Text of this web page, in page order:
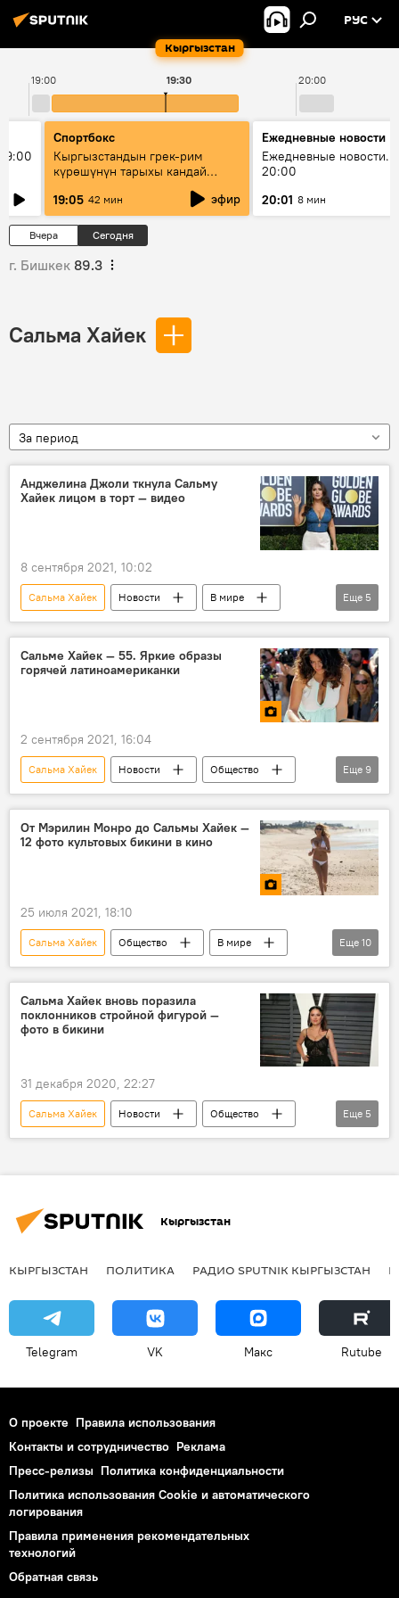
Кыргызстан
РУС
19:00 20:00
19:30
Спортбокс
Кыргызстандын грек-рим
күрөшүнүн тарыхы кандай
19:05 42 мин эфир
Ежедневные новости
Ежедневные новости.
20:00
20:01 8 мин
Вчера Сегодня
г. Бишкек 89.3
Сальма Хайек
За период
Анджелина Джоли ткнула Сальму
Хайек лицом в торт — видео
8 сентября 2021, 10:02
Сальма Хайек Новости
В мире
США
Анджелина Джоли
торты
лицо
день рождения
Еще 5
Сальме Хайек — 55. Яркие образы
горячей латиноамериканки
2 сентября 2021, 16:04
Сальма Хайек Новости
Общество
В мире
Культура
фото
Мультимедиа
США
Мексика
актриса
Фотолента
Еще 9
От Мэрилин Монро до Сальмы Хайек —
12 фото культовых бикини в кино
25 июля 2021, 18:10
Сальма Хайек Общество
В мире
Культура
фото
Мультимедиа
Новости
бикини
фильм
Мэрилин Монро
Еще 10
Сальма Хайек вновь поразила
поклонников стройной фигурой —
фото в бикини
31 декабря 2020, 22:27
Сальма Хайек Новости
Общество
В мире
фигура
восторг
Еще 5
Кыргызстан
КЫРГЫЗСТАН ПОЛИТИКА РАДИО SPUTNIK КЫРГЫЗСТАН
Telegram VK Макс Rutube
О проекте Правила использования
Контакты и сотрудничество Реклама
Пресс-релизы Политика конфиденциальности
Политика использования Cookie и автоматического
логирования
Правила применения рекомендательных
технологий
Обратная связь